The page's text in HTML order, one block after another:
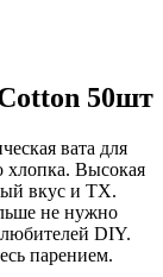
50шт
вата для
хлопка. Высокая
вкус и ТХ.
не нужно
DIY.
парением.